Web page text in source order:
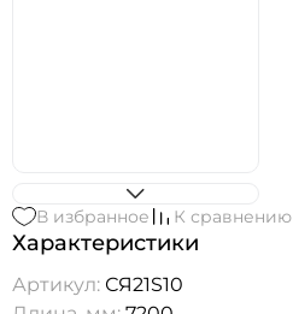
В избранное К сравнению
Характеристики
Артикул: СЯ21S10